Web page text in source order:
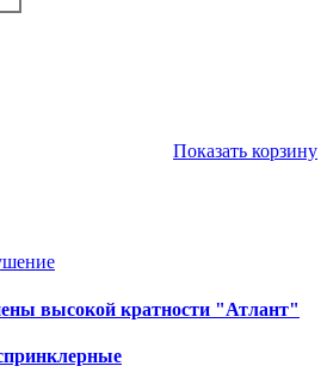
Показать корзину
высокой кратности "Атлант"